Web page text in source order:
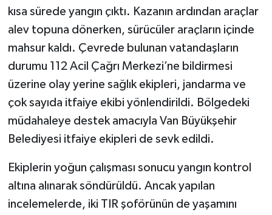
kısa sürede yangın çıktı. Kazanın ardından araçlar
alev topuna dönerken, sürücüler araçların içinde
mahsur kaldı. Çevrede bulunan vatandaşların
durumu 112 Acil Çağrı Merkezi’ne bildirmesi
üzerine olay yerine sağlık ekipleri, jandarma ve
çok sayıda itfaiye ekibi yönlendirildi. Bölgedeki
müdahaleye destek amacıyla Van Büyükşehir
Belediyesi itfaiye ekipleri de sevk edildi.
Ekiplerin yoğun çalışması sonucu yangın kontrol
altına alınarak söndürüldü. Ancak yapılan
incelemelerde, iki TIR şoförünün de yaşamını